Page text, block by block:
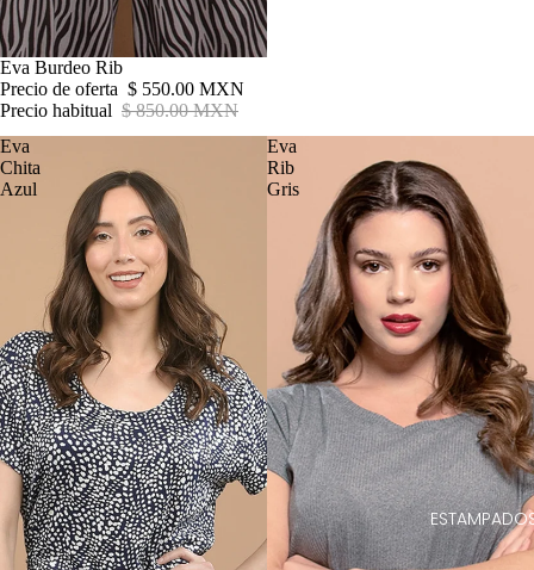
Oferta
Eva Burdeo Rib
Precio de oferta $ 550.00 MXN
Precio habitual $ 850.00 MXN
Eva
Chita
Azul
Eva
Rib
Gris